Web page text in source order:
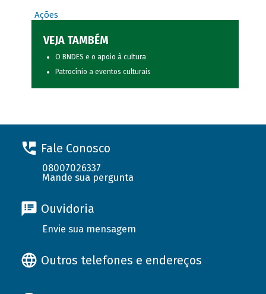
Ações
VEJA TAMBÉM
O BNDES e o apoio à cultura
Patrocínio a eventos culturais
Fale Conosco
08007026337
Mande sua pergunta
Ouvidoria
Envie sua mensagem
Outros telefones e endereços